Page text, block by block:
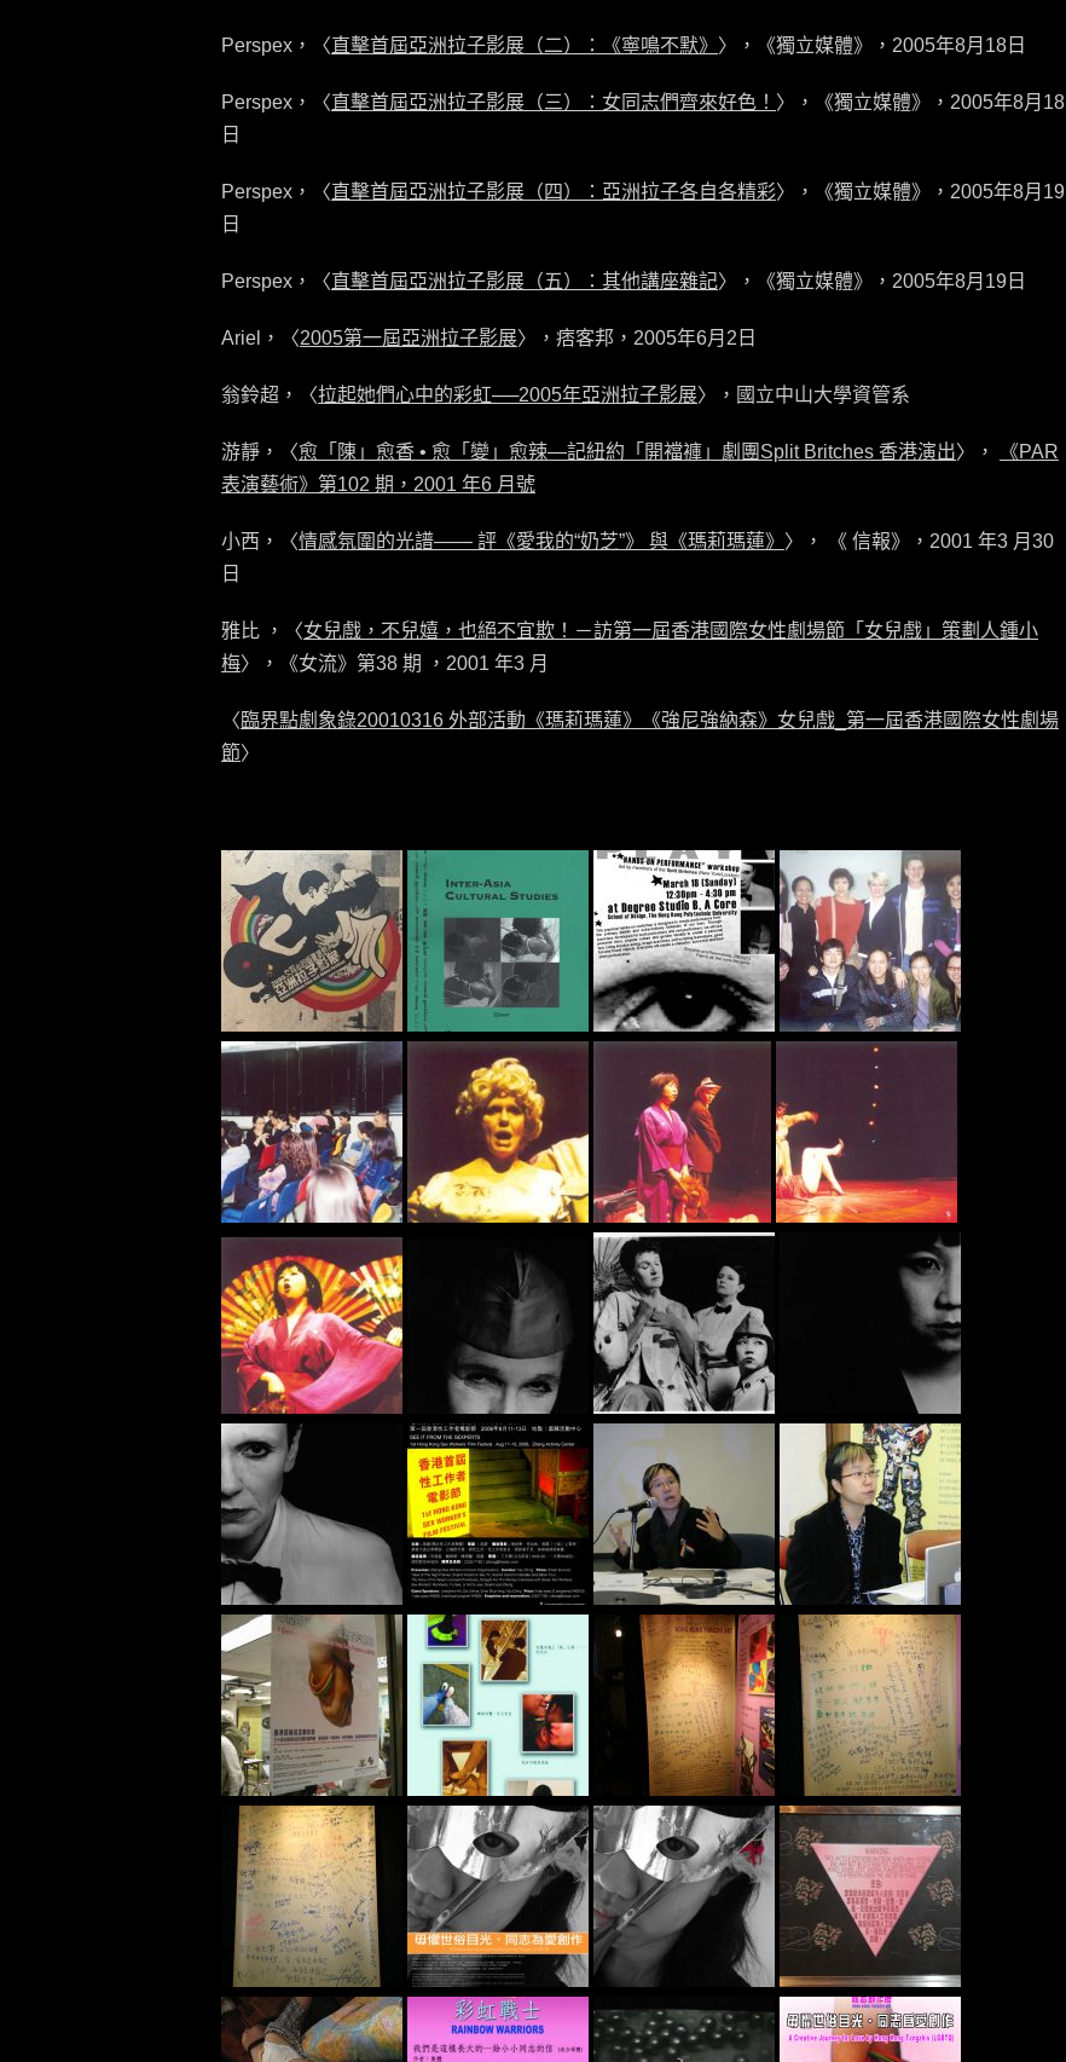
Perspex，〈直擊首屆亞洲拉子影展（二）：《寧鳴不默》 〉，《獨立媒體》，2005年8月18日
Perspex，〈直擊首屆亞洲拉子影展（三）：女同志們齊來好色！ 〉，《獨立媒體》，2005年8月18
日
Perspex，〈直擊首屆亞洲拉子影展（四）：亞洲拉子各自各精彩〉，《獨立媒體》，2005年8月19
日
Perspex，〈直擊首屆亞洲拉子影展（五）：其他講座雜記〉，《獨立媒體》，2005年8月19日
Ariel，〈2005第一屆亞洲拉子影展〉，痞客邦，2005年6月2日
翁鈴超，〈拉起她們心中的彩虹──2005年亞洲拉子影展〉，國立中山大學資管系
游靜，〈愈「陳」愈香 • 愈「變」愈辣—記紐約「開襠褲」劇團Split Britches 香港演出〉，
《PAR
表演藝術》第102 期，2001 年6 月號
小西，〈情感氛圍的光譜—— 評《愛我的“奶芝”》 與《瑪莉瑪蓮》 〉， 《 信報》，2001 年3 月30
日
雅比 ，〈女兒戲，不兒嬉，也絕不宜欺！－訪第一屆香港國際女性劇場節「女兒戲」策劃人鍾小
梅〉，《女流》第38 期 ，2001 年3 月
〈臨界點劇象錄20010316 外部活動《瑪莉瑪蓮》《強尼強納森》女兒戲_第一屆香港國際女性劇場
節〉